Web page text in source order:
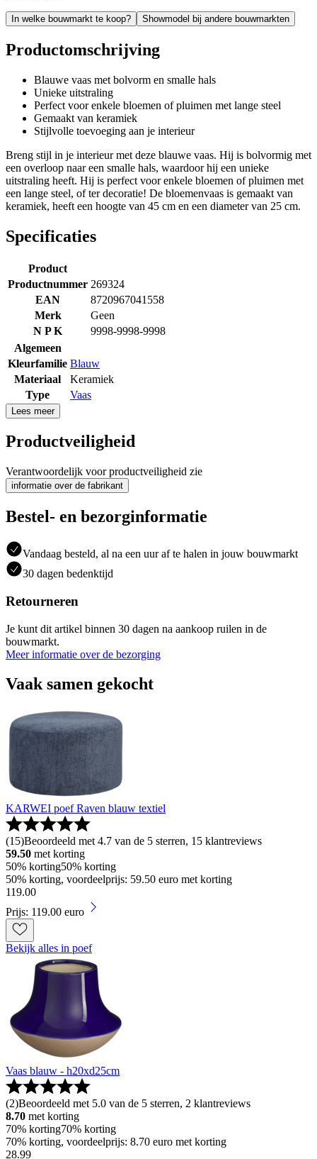
In welke bouwmarkt te koop? Showmodel bij andere bouwmarkten
Productomschrijving
Blauwe vaas met bolvorm en smalle hals
Unieke uitstraling
Perfect voor enkele bloemen of pluimen met lange steel
Gemaakt van keramiek
Stijlvolle toevoeging aan je interieur
Breng stijl in je interieur met deze blauwe vaas. Hij is bolvormig met
een overloop naar een smalle hals, waardoor hij een unieke
uitstraling heeft. Hij is perfect voor enkele bloemen of pluimen met
een lange steel, of ter decoratie! De bloemenvaas is gemaakt van
keramiek, heeft een hoogte van 45 cm en een diameter van 25 cm.
Specificaties
Product
Productnummer 269324
EAN
8720967041558
Merk
Geen
N P K
9998-9998-9998
Algemeen
Kleurfamilie Blauw
Materiaal
Keramiek
Type
Vaas
Lees meer
Productveiligheid
Verantwoordelijk voor productveiligheid zie
informatie over de fabrikant
Bestel- en bezorginformatie
Vandaag besteld, al na een uur af te halen in jouw bouwmarkt
30 dagen bedenktijd
Retourneren
Je kunt dit artikel binnen 30 dagen na aankoop ruilen in de
bouwmarkt.
Meer informatie over de bezorging
Vaak samen gekocht
KARWEI poef Raven blauw textiel
(15)Beoordeeld met 4.7 van de 5 sterren, 15 klantreviews
59.50 met korting
50% korting50% korting
50% korting, voordeelprijs: 59.50 euro met korting
119.00
Prijs: 119.00 euro
Bekijk alles in poef
Vaas blauw - h20xd25cm
(2)Beoordeeld met 5.0 van de 5 sterren, 2 klantreviews
8.70 met korting
70% korting70% korting
70% korting, voordeelprijs: 8.70 euro met korting
28.99